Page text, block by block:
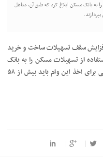
به بانک مسکن ابلاغ کرد که طبق آن، متاهل
سقف‌ تسهیلات ساخت و خرید
از تسهیلات مسکن را به بانک
مسکن ابلاغ کرد که طبق آن، متاهل تهرانی برای اخذ این وام باید بیش از ۵۸